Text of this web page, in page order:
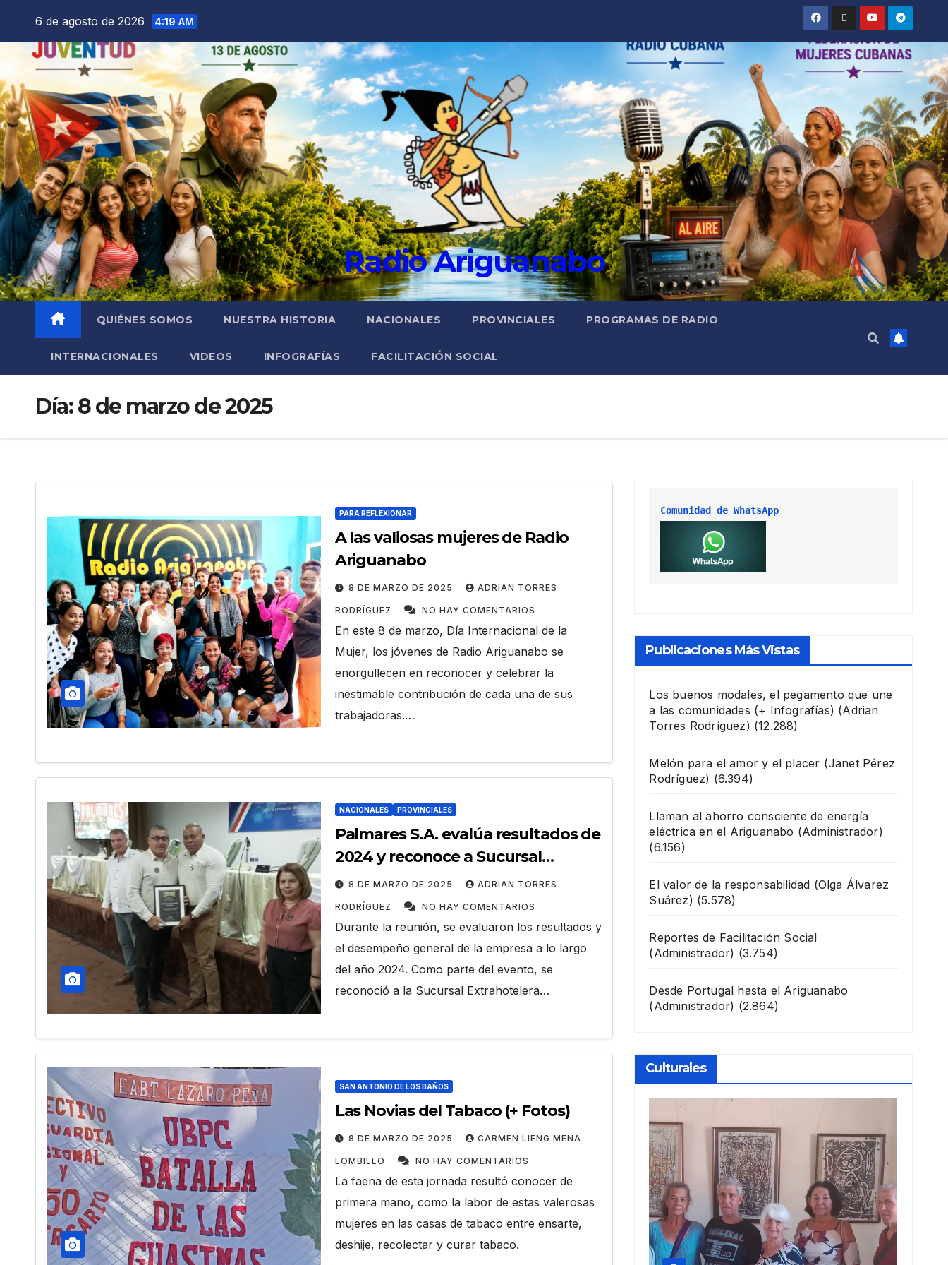
6 de agosto de 2026 4:19 AM
Radio Ariguanabo
QUIÉNES SOMOS NUESTRA HISTORIA NACIONALES PROVINCIALES PROGRAMAS DE RADIO
INTERNACIONALES VIDEOS INFOGRAFÍAS FACILITACIÓN SOCIAL
Día:8 de marzo de 2025
PARA REFLEXIONAR
A las valiosas mujeres de Radio
Ariguanabo
8 DE MARZO DE 2025 ADRIAN TORRES
RODRÍGUEZ NO HAY COMENTARIOS
En este 8 de marzo, Día Internacional de la
Mujer, los jóvenes de Radio Ariguanabo se
enorgullecen en reconocer y celebrar la
inestimable contribución de cada una de sus
trabajadoras.…
NACIONALES PROVINCIALES
Palmares S.A. evalúa resultados de
2024 y reconoce a Sucursal
Destacada en Artemisa
8 DE MARZO DE 2025 ADRIAN TORRES
RODRÍGUEZ NO HAY COMENTARIOS
Durante la reunión, se evaluaron los resultados y
el desempeño general de la empresa a lo largo
del año 2024. Como parte del evento, se
reconoció a la Sucursal Extrahotelera…
SAN ANTONIO DE LOS BAÑOS
Las Novias del Tabaco (+ Fotos)
8 DE MARZO DE 2025 CARMEN LIENG MENA
LOMBILLO NO HAY COMENTARIOS
La faena de esta jornada resultó conocer de
primera mano, como la labor de estas valerosas
mujeres en las casas de tabaco entre ensarte,
deshije, recolectar y curar tabaco.
Comunidad de WhatsApp
Publicaciones Más Vistas
Los buenos modales, el pegamento que une
a las comunidades (+ Infografías) (Adrian
Torres Rodríguez) (12.288)
Melón para el amor y el placer (Janet Pérez
Rodríguez) (6.394)
Llaman al ahorro consciente de energía
eléctrica en el Ariguanabo (Administrador)
(6.156)
El valor de la responsabilidad (Olga Álvarez
Suárez) (5.578)
Reportes de Facilitación Social
(Administrador) (3.754)
Desde Portugal hasta el Ariguanabo
(Administrador) (2.864)
Culturales